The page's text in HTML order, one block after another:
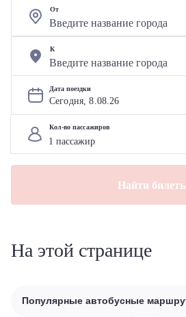
От
К
Дата поездки
Сегодня, 8.08.26
Кол-во пассажиров
Найти
На этой странице
Популярные автобусные